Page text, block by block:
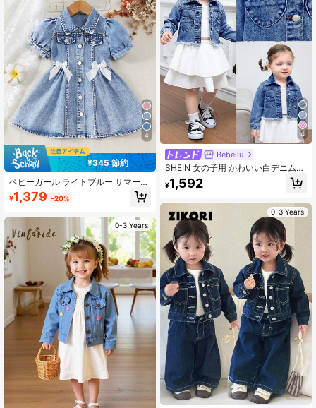
4
¥345 節約
ベビーガール ライトブルー サマー
デニムドレス、ペタルスリーブ ボタ
ンダウン ミディ丈 ウォッシュドカラ
トプリンセスシック 薄手 ベビーガー
ルスカート
¥1,379 -20%
0-3 Years
4
Bebeilu
SHEIN 女の子用 かわいい白デニム
ハート型ポケット ラペル 長袖 ショ
ートジャケット、秋のカジュアルで
¥1,592
0-3 Years